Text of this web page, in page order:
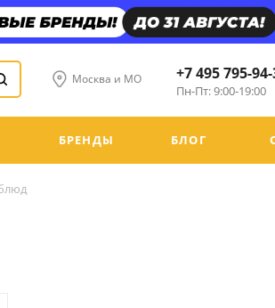
Москва и МО +7 495 795-
Пн-Пт: 9:00-19:00
БРЕНДЫ БЛОГ